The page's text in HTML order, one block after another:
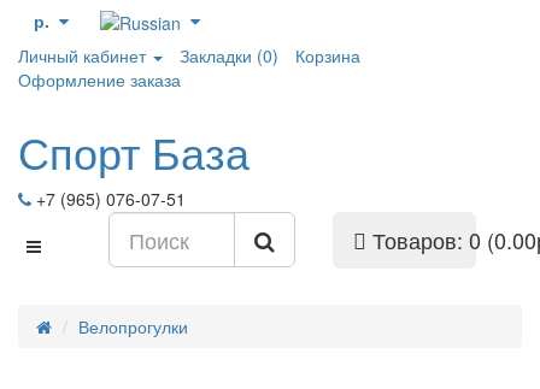
р.
Личный кабинет
Закладки (0)
Корзина
Оформление заказа
Спорт База
+7 (965) 076-07-51
Товаров: 0
Велопрогулки